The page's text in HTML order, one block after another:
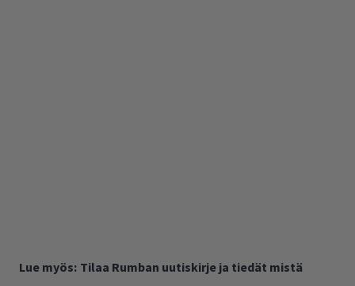
Lue myös: Tilaa Rumban uutiskirje ja tiedät mistä